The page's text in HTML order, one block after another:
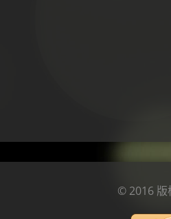
© 2016 版